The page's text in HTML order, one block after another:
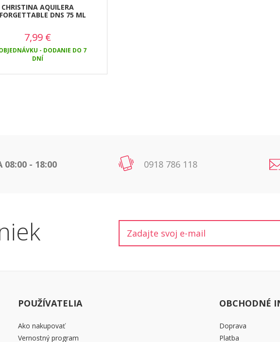
CHRISTINA AQUILERA
DNS 75 ML
7,99 €
- DODANIE DO 7
DNÍ
08:00 - 18:00 0918 786 118
POUŽÍVATELIA
Ako nakupovať
Vernostný program
OBCHODNÉ
Doprava
Platba